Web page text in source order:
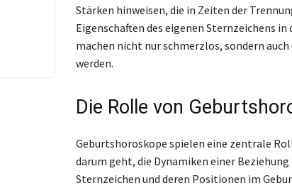
Stärken hinweisen, die in Zeiten der
Eigenschaften des eigenen Sternzeichens
machen nicht nur schmerzlos, sondern
werden.
Die Rolle von
Geburtshoroskope spielen eine zentrale
darum geht, die Dynamiken einer Beziehung
Sternzeichen und deren Positionen im